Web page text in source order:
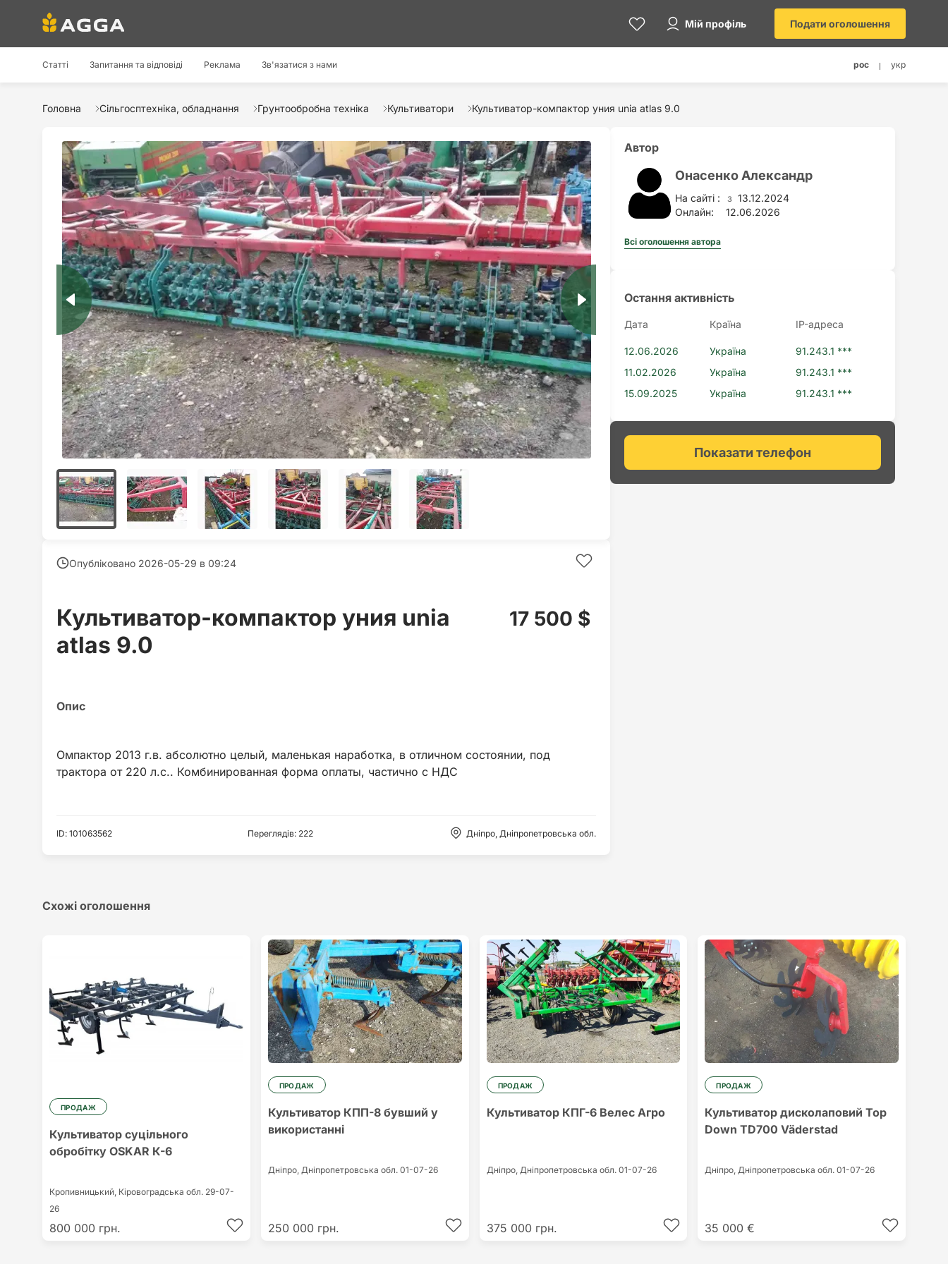
Мій профіль Подати оголошення
Статті Запитання та відповіді Реклама Зв'язатися з нами рос укр
Головна Сільгосптехніка, обладнання Грунтообробна техніка Культиватори Культиватор-компактор уния unia atlas 9.0
Опубліковано 2026-05-29 в 09:24
Культиватор-компактор уния unia
atlas 9.0
17 500 $
Омпактор 2013 г.в. абсолютно целый, маленькая наработка, в отличном состоянии, под
ID: 101063562 Переглядів: 222 Дніпро, Дніпропетровська обл.
Автор
Онасенко Александр
На сайті : з 13.12.2024
Онлайн:
12.06.2026
Всі оголошення автора
Остання активність
Дата Країна IP-адреса
12.06.2026 Україна
91.243.1 ***
11.02.2026
Україна
91.243.1 ***
15.09.2025
Україна 91.243.1 ***
Показати телефон
Схожі оголошення
ПРОДАЖ
Культиватор суцільного
обробітку ОSKAR К-6
Кропивницький, Кіровоградська обл. 29-07-
26
800 000 грн.
ПРОДАЖ
Культиватор КПП-8 бувший у
використанні
Дніпро, Дніпропетровська обл. 01-07-26
250 000 грн.
ПРОДАЖ
Культиватор КПГ-6 Велес Агро
Дніпро, Дніпропетровська обл. 01-07-26
375 000 грн.
ПРОДАЖ
Культиватор дисколаповий Top
Down TD700 Väderstad
Дніпро,Дніпропетровська обл.01-07-26
35 000 €